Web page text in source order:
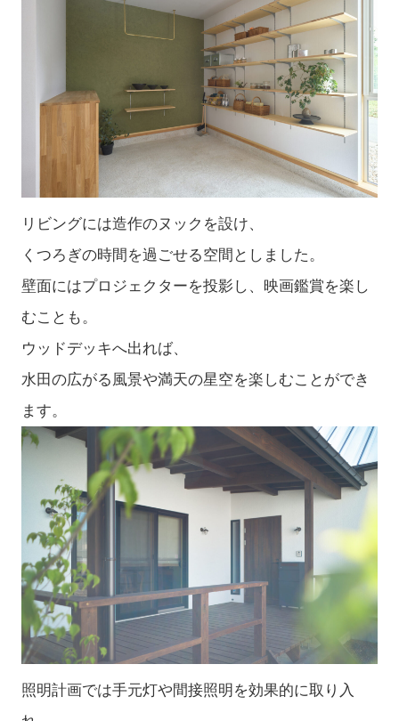
リビングには造作のヌックを設け、
くつろぎの時間を過ごせる空間としました。
壁面にはプロジェクターを投影し、映画鑑賞を楽し
むことも。
ウッドデッキへ出れば、
水田の広がる風景や満天の星空を楽しむことができ
ます。
照明計画では手元灯や間接照明を効果的に取り入